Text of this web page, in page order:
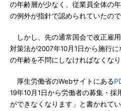
の年齢層が少なく、従業員全体の
の例外が指針で認められていたので
しかし、先の通常国会で改正雇
対策法が2007年10月1日から施行
の年齢を不問にしなければなくなり
厚生労働省のWebサイトにある
19年10月1日から労働者の募集・採
ができなくなります」と書かれて